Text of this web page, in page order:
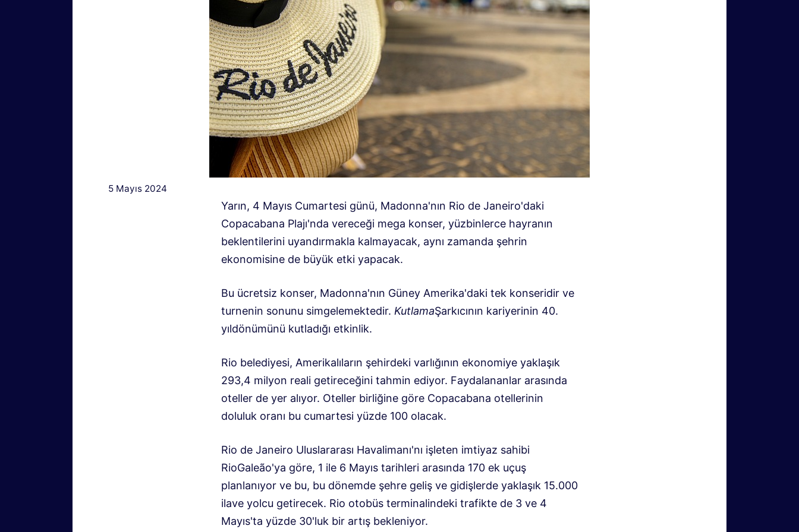
5 Mayıs 2024
Yarın, 4 Mayıs Cumartesi günü, Madonna'nın Rio de Janeiro'daki
Copacabana Plajı'nda vereceği mega konser, yüzbinlerce hayranın
beklentilerini uyandırmakla kalmayacak, aynı zamanda şehrin
ekonomisine de büyük etki yapacak.
Bu ücretsiz konser, Madonna'nın Güney Amerika'daki tek konseridir ve
turnenin sonunu simgelemektedir. KutlamaŞarkıcının kariyerinin 40.
yıldönümünü kutladığı etkinlik.
Rio belediyesi, Amerikalıların şehirdeki varlığının ekonomiye yaklaşık
293,4 milyon reali getireceğini tahmin ediyor. Faydalananlar arasında
oteller de yer alıyor. Oteller birliğine göre Copacabana otellerinin
doluluk oranı bu cumartesi yüzde 100 olacak.
Rio de Janeiro Uluslararası Havalimanı'nı işleten imtiyaz sahibi
RioGaleão'ya göre, 1 ile 6 Mayıs tarihleri ​​arasında 170 ek uçuş
planlanıyor ve bu, bu dönemde şehre geliş ve gidişlerde yaklaşık 15.000
ilave yolcu getirecek. Rio otobüs terminalindeki trafikte de 3 ve 4
Mayıs'ta yüzde 30'luk bir artış bekleniyor.